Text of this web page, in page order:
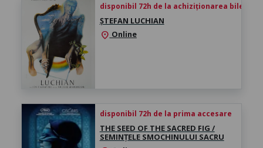
disponibil 72h de la achiziționarea biletului
ȘTEFAN LUCHIAN
location_on Online
disponibil 72h de la prima accesare
THE SEED OF THE SACRED FIG /
SEMINȚELE SMOCHINULUI SACRU